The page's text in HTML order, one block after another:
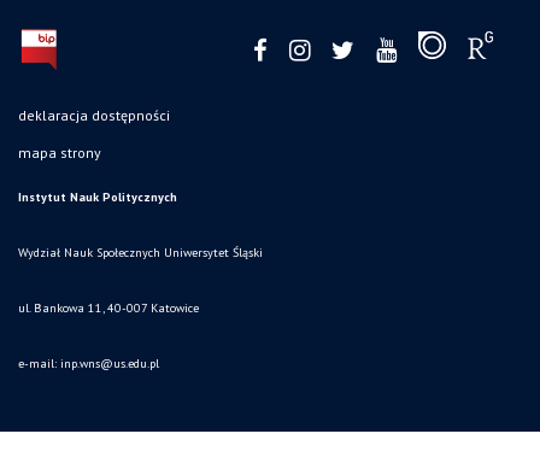
deklaracja dostępności
mapa strony
Instytut Nauk Politycznych
Wydział Nauk Społecznych Uniwersytet Śląski
ul. Bankowa 11, 40-007 Katowice
e-mail: inp.wns@us.edu.pl